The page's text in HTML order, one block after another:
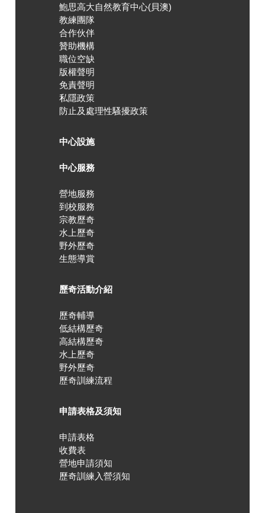
鮑思高大自然教育中心(貝澳)
教練團隊
合作伙伴
贊助機構
職位空缺
版權聲明
免責聲明
私隱政策
防止及處理性騷擾政策
中心設施
中心服務
營地服務
到校服務
宗教歷奇
水上歷奇
野外歷奇
生態導賞
歷奇活動介紹
歷奇輔導
低結構歷奇
高結構歷奇
水上歷奇
野外歷奇
歷奇訓練流程
申請表格及須知
申請表格
收費表
營地申請須知
歷奇訓練入營須知